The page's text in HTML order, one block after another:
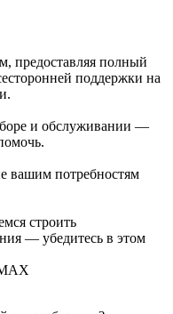
предоставляя полный
поддержки на
и обслуживании —
вашим потребностям
строить
— убедитесь в этом